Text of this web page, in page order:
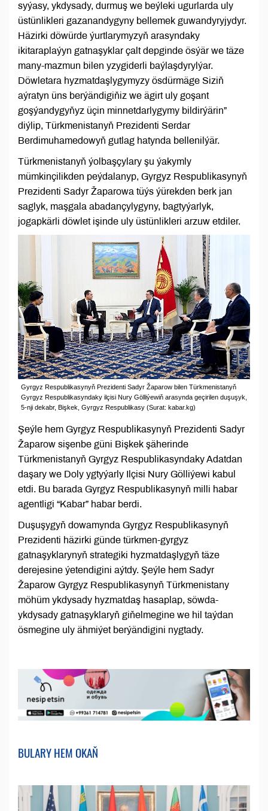
syýasy, ykdysady, durmuş we beýleki ugurlarda uly
üstünlikleri gazanandygyny bellemek guwandyryjydyr.
Häzirki döwürde ýurtlarymyzyň arasyndaky
ikitaraplaýyn gatnaşyklar çalt depginde ösýär we täze
many-mazmun bilen yzygiderli baýlaşdyrylýar.
Döwletara hyzmatdaşlygymyzy ösdürmäge Siziň
aýratyn üns berýändigiňiz we ägirt uly goşant
goşýandygyňyz üçin minnetdarlygymy bildirýärin”
diýlip, Türkmenistanyň Prezidenti Serdar
Berdimuhamedowyň gutlag hatynda bellenilýär.
Türkmenistanyň ýolbaşçylary şu ýakymly
mümkinçilikden peýdalanyp, Gyrgyz Respublikasynyň
Prezidenti Sadyr Žaparowa tüýs ýürekden berk jan
saglyk, maşgala abadançylygyny, bagtyýarlyk,
jogapkärli döwlet işinde uly üstünlikleri arzuw etdiler.
Gyrgyz Respublikasynyň Prezidenti Sadyr Žaparow bilen Türkmenistanyň
Gyrgyz Respublikasyndaky ilçisi Nury Gölliýewiň arasynda geçirilen duşuşyk,
5-nji dekabr, Bişkek, Gyrgyz Respublikasy (Surat: kabar.kg)
Şeýle hem Gyrgyz Respublikasynyň Prezidenti Sadyr
Žaparow sişenbe güni Bişkek şäherinde
Türkmenistanyň Gyrgyz Respublikasyndaky Adatdan
daşary we Doly ygtyýarly Ilçisi Nury Gölliýewi kabul
etdi. Bu barada Gyrgyz Respublikasynyň milli habar
agentligi “Kabar” habar berdi.
Duşuşygyň dowamynda Gyrgyz Respublikasynyň
Prezidenti häzirki günde türkmen-gyrgyz
gatnaşyklarynyň strategiki hyzmatdaşlygyň täze
derejesine ýetendigini aýtdy. Şeýle hem Sadyr
Žaparow Gyrgyz Respublikasynyň Türkmenistany
möhüm ykdysady hyzmatdaş hasaplap, söwda-
ykdysady gatnaşyklaryň giňelmegine we hil taýdan
ösmegine uly ähmiýet berýändigini nygtady.
BULARY HEM OKAŇ